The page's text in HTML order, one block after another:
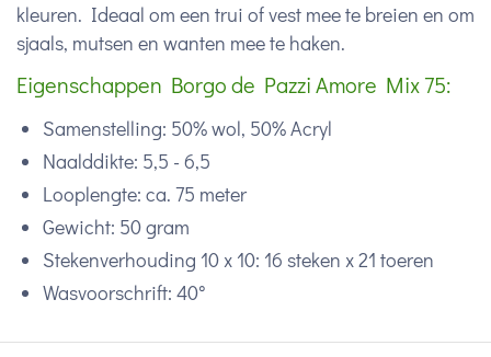
kleuren. Ideaal om een trui of vest mee te breien en om
sjaals, mutsen en wanten mee te haken.
Eigenschappen Borgo de Pazzi Amore Mix 75:
Samenstelling: 50% wol, 50% Acryl
Naalddikte: 5,5 - 6,5
Looplengte: ca. 75 meter
Gewicht: 50 gram
Stekenverhouding 10 x 10: 16 steken x 21 toeren
Wasvoorschrift: 40°